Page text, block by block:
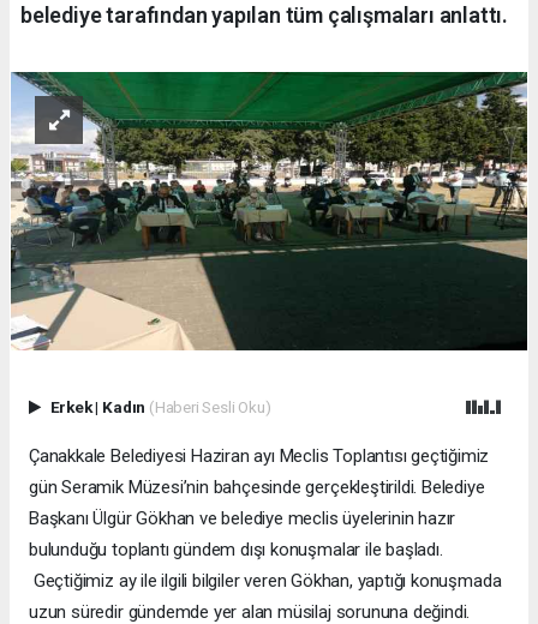
belediye tarafından yapılan tüm çalışmaları anlattı.
Erkek| Kadın (Haberi Sesli Oku)
Çanakkale Belediyesi Haziran ayı Meclis Toplantısı geçtiğimiz
gün Seramik Müzesi’nin bahçesinde gerçekleştirildi. Belediye
Başkanı Ülgür Gökhan ve belediye meclis üyelerinin hazır
bulunduğu toplantı gündem dışı konuşmalar ile başladı.
Geçtiğimiz ay ile ilgili bilgiler veren Gökhan, yaptığı konuşmada
uzun süredir gündemde yer alan müsilaj sorununa değindi.